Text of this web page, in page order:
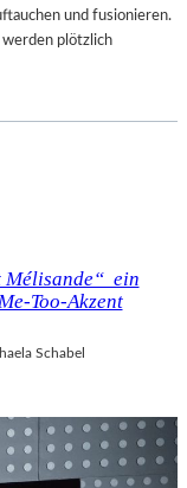
und fusionieren.
werden plötzlich
Mélisande“ ein
Too-Akzent
Schabel